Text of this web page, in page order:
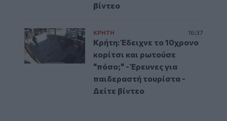
βίντεο
ΚΡΗΤΗ 16:37
Κρήτη: Έδειχνε το 10χρονο
κορίτσι και ρωτούσε
"πόσο;" - Έρευνες για
παιδεραστή τουρίστα -
Δείτε βίντεο